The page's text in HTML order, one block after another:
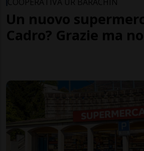
Un nuovo
Cadro? Grazie ma